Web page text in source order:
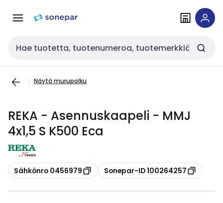
navigointiinsisältöön
Haku
Näytä murupolku
REKA - Asennuskaapeli - MMJ
4x1,5 S K500 Eca
Kopioi
Sähkönro 0456979 Kopioi
Sonepar-ID 100264257